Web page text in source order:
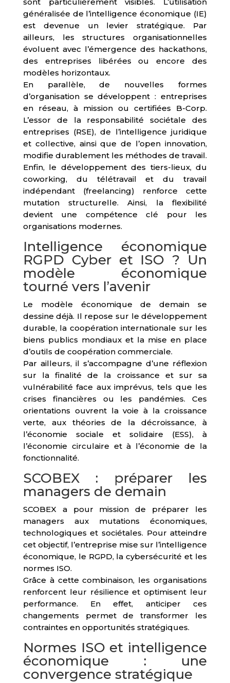
généralisée de l’intelligence économique (IE)
est devenue un levier stratégique. Par
ailleurs, les structures organisationnelles
évoluent avec l’émergence des hackathons,
des entreprises libérées ou encore des
modèles horizontaux.
En parallèle, de nouvelles formes
d’organisation se développent : entreprises
en réseau, à mission ou certifiées B-Corp.
L’essor de la responsabilité sociétale des
entreprises (RSE), de l’intelligence juridique
et collective, ainsi que de l’open innovation,
modifie durablement les méthodes de travail.
Enfin, le développement des tiers-lieux, du
coworking, du télétravail et du travail
indépendant (freelancing) renforce cette
mutation structurelle. Ainsi, la flexibilité
devient une compétence clé pour les
organisations modernes.
Intelligence économique
RGPD Cyber et ISO ? Un
modèle économique
tourné vers l’avenir
Le modèle économique de demain se
dessine déjà. Il repose sur le développement
durable, la coopération internationale sur les
biens publics mondiaux et la mise en place
d’outils de coopération commerciale.
Par ailleurs, il s’accompagne d’une réflexion
sur la finalité de la croissance et sur sa
vulnérabilité face aux imprévus, tels que les
crises financières ou les pandémies. Ces
orientations ouvrent la voie à la croissance
verte, aux théories de la décroissance, à
l’économie sociale et solidaire (ESS), à
l’économie circulaire et à l’économie de la
fonctionnalité.
SCOBEX : préparer les
managers de demain
SCOBEX a pour mission de préparer les
managers aux mutations économiques,
technologiques et sociétales. Pour atteindre
cet objectif, l’entreprise mise sur l’intelligence
économique, le RGPD, la cybersécurité et les
normes ISO.
Grâce à cette combinaison, les organisations
renforcent leur résilience et optimisent leur
performance. En effet, anticiper ces
changements permet de transformer les
contraintes en opportunités stratégiques.
Normes ISO et intelligence
économique : une
convergence stratégique